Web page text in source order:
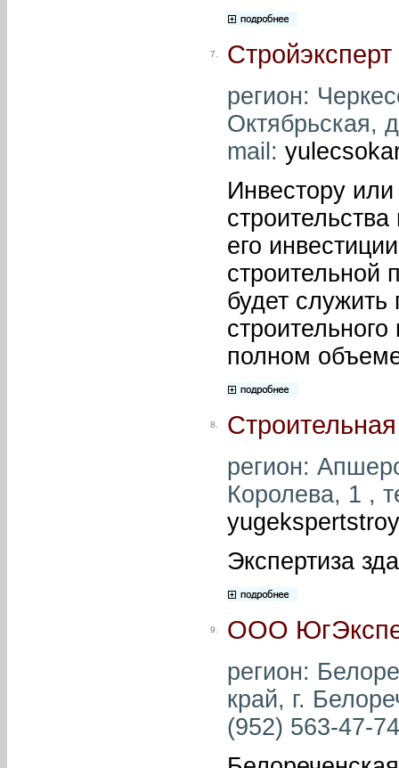
7.
регион:
Октябрьская,
mail:
Инвестору или
его
строительной
будет служить
полном
8.
регион:
Королева, 1 ,
Экспертиза
9. ООО
регион:
край, г.
(952) 563-47-